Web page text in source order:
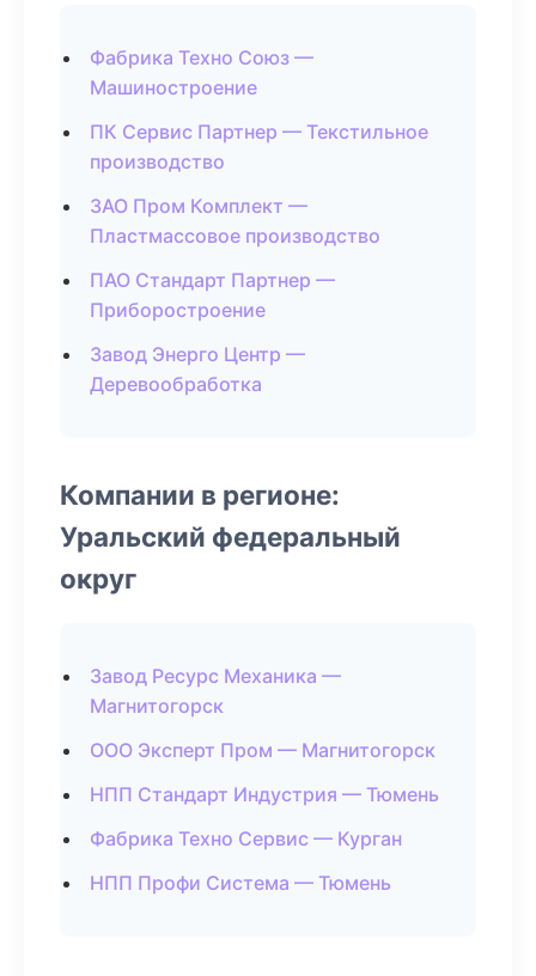
Фабрика Техно Союз —
Машиностроение
ПК Сервис Партнер — Текстильное
производство
ЗАО Пром Комплект —
Пластмассовое производство
ПАО Стандарт Партнер —
Приборостроение
Завод Энерго Центр —
Деревообработка
Компании в регионе:
Уральский федеральный
округ
Завод Ресурс Механика —
Магнитогорск
ООО Эксперт Пром — Магнитогорск
НПП Стандарт Индустрия — Тюмень
Фабрика Техно Сервис — Курган
НПП Профи Система — Тюмень